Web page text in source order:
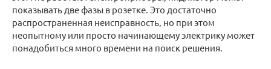
показывать две фазы в розетке. Это достаточно
распространенная неисправность, но при этом
неопытному или просто начинающему электрику может
понадобиться много времени на поиск решения.